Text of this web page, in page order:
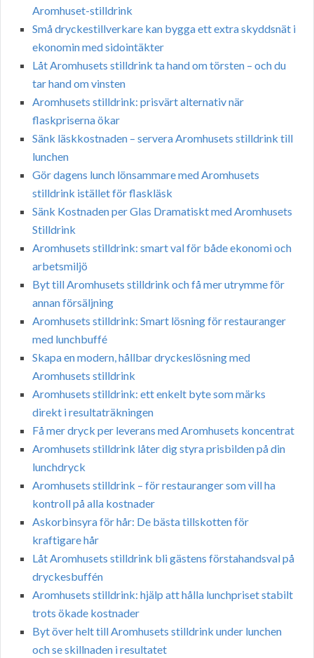
Aromhuset-stilldrink
Små dryckestillverkare kan bygga ett extra skyddsnät i
ekonomin med sidointäkter
Låt Aromhusets stilldrink ta hand om törsten – och du
tar hand om vinsten
Aromhusets stilldrink: prisvärt alternativ när
flaskpriserna ökar
Sänk läskkostnaden – servera Aromhusets stilldrink till
lunchen
Gör dagens lunch lönsammare med Aromhusets
stilldrink istället för flaskläsk
Sänk Kostnaden per Glas Dramatiskt med Aromhusets
Stilldrink
Aromhusets stilldrink: smart val för både ekonomi och
arbetsmiljö
Byt till Aromhusets stilldrink och få mer utrymme för
annan försäljning
Aromhusets stilldrink: Smart lösning för restauranger
med lunchbuffé
Skapa en modern, hållbar dryckeslösning med
Aromhusets stilldrink
Aromhusets stilldrink: ett enkelt byte som märks
direkt i resultaträkningen
Få mer dryck per leverans med Aromhusets koncentrat
Aromhusets stilldrink låter dig styra prisbilden på din
lunchdryck
Aromhusets stilldrink – för restauranger som vill ha
kontroll på alla kostnader
Askorbinsyra för hår: De bästa tillskotten för
kraftigare hår
Låt Aromhusets stilldrink bli gästens förstahandsval på
dryckesbuffén
Aromhusets stilldrink: hjälp att hålla lunchpriset stabilt
trots ökade kostnader
Byt över helt till Aromhusets stilldrink under lunchen
och se skillnaden i resultatet